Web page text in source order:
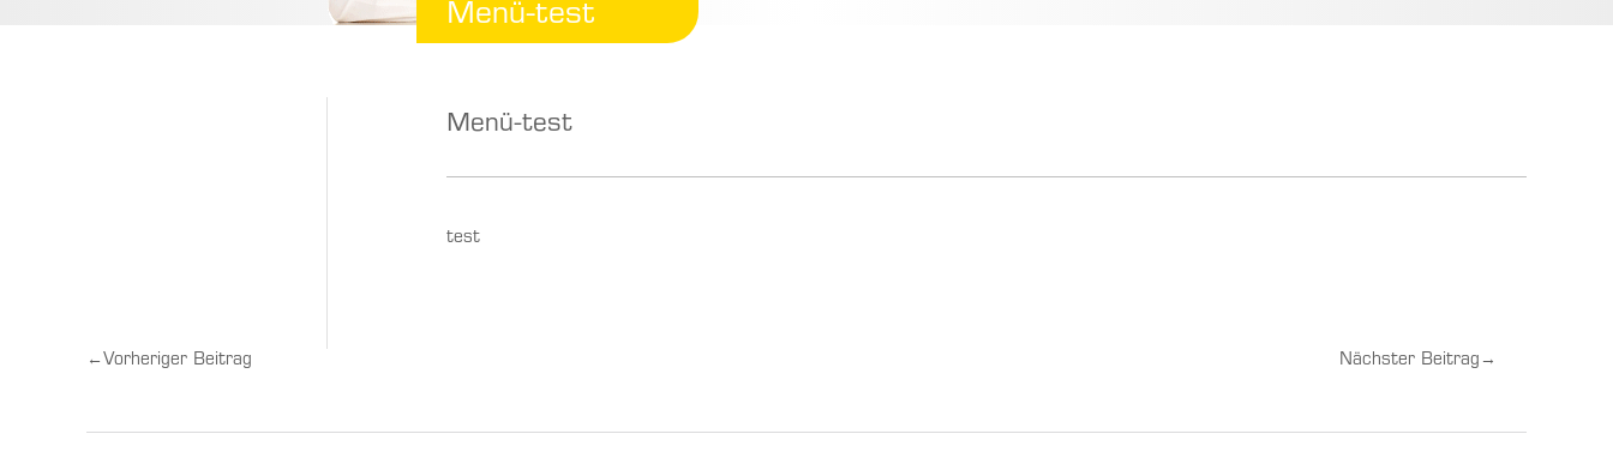
Menü-test
Menü-test
test
← Vorheriger Beitrag Nächster Beitrag →